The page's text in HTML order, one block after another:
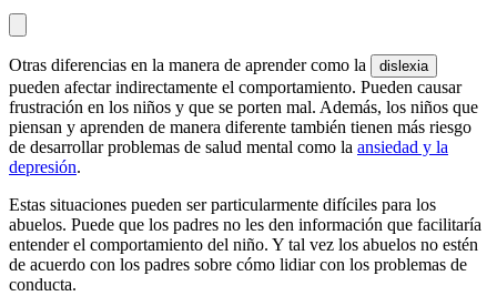
Otras diferencias en la manera de aprender como la dislexia
pueden afectar indirectamente el comportamiento. Pueden causar
frustración en los niños y que se porten mal. Además, los niños que
piensan y aprenden de manera diferente también tienen más riesgo
de desarrollar problemas de salud mental como la ansiedad y la
depresión.
Estas situaciones pueden ser particularmente difíciles para los
abuelos. Puede que los padres no les den información que facilitaría
entender el comportamiento del niño. Y tal vez los abuelos no estén
de acuerdo con los padres sobre cómo lidiar con los problemas de
conducta.